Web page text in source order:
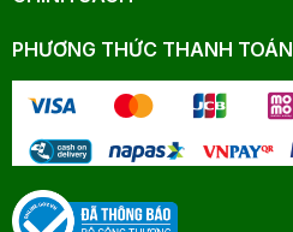
PHƯƠNG THỨC THANH TOÁN